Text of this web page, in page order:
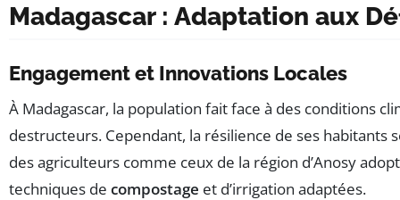
Madagascar : Adaptation aux
Engagement et Innovations Locales
À Madagascar, la population fait face à des conditions
destructeurs. Cependant, la résilience de ses habitants
des agriculteurs comme ceux de la région d’Anosy
techniques de compostage et d’irrigation adaptées.